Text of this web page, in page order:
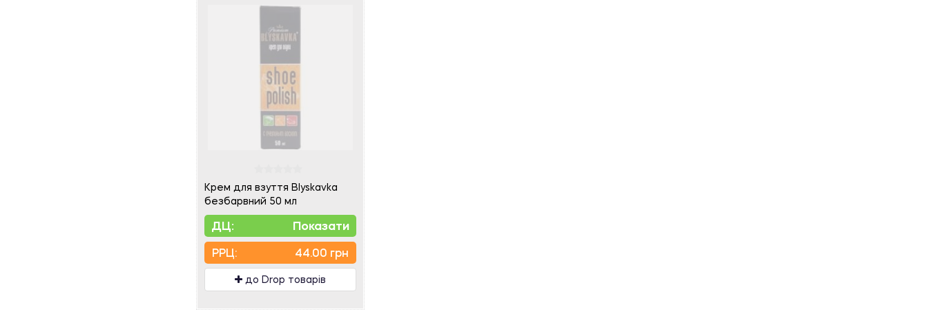
Крем для взуття Blyskavka
безбарвний 50 мл
ДЦ: Показати
PPЦ: 44.00 грн
до Drop товарів